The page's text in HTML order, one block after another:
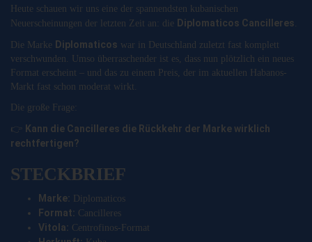
Heute schauen wir uns eine der spannendsten kubanischen
Neuerscheinungen der letzten Zeit an: die
Diplomaticos Cancilleres
Die Marke Diplomaticos war in Deutschland zuletzt fast komplett
verschwunden. Umso überraschender ist es, dass nun plötzlich ein neues
Format erscheint – und das zu einem Preis, der im aktuellen Habanos-
Markt fast schon moderat wirkt.
Die große Frage:
👉 Kann die Cancilleres die Rückkehr der Marke wirklich
rechtfertigen?
STECKBRIEF
Marke: Diplomaticos
Format: Cancilleres
Vitola: Centrofinos-Format